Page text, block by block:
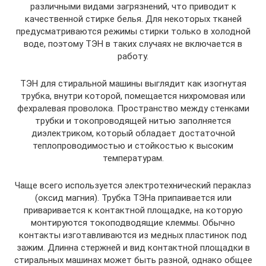
различными видами загрязнений, что приводит к
качественной стирке белья. Для некоторых тканей
предусматриваются режимы стирки только в холодной
воде, поэтому ТЭН в таких случаях не включается в
работу.
ТЭН для стиральной машины выглядит как изогнутая
трубка, внутри которой, помещается нихромовая или
фехралевая проволока. Пространство между стенками
трубки и токопроводящей нитью заполняется
диэлектриком, который обладает достаточной
теплопроводимостью и стойкостью к высоким
температурам.
Чаще всего используется электротехнический пераклаз
(оксид магния). Трубка ТЭНа припаивается или
приваривается к контактной площадке, на которую
монтируются токоподводящие клеммы. Обычно
контакты изготавливаются из медных пластинок под
зажим. Длинна стержней и вид контактной площадки в
стиральных машинах может быть разной, однако общее